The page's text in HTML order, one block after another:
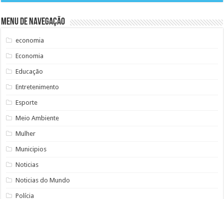
Menu de Navegação
economia
Economia
Educação
Entretenimento
Esporte
Meio Ambiente
Mulher
Municipios
Noticias
Noticias do Mundo
Polícia